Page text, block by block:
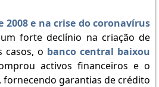
2008 e na crise do coronavírus
forte declínio na criação de
casos, o banco central baixou
activos financeiros e o
garantias de crédito